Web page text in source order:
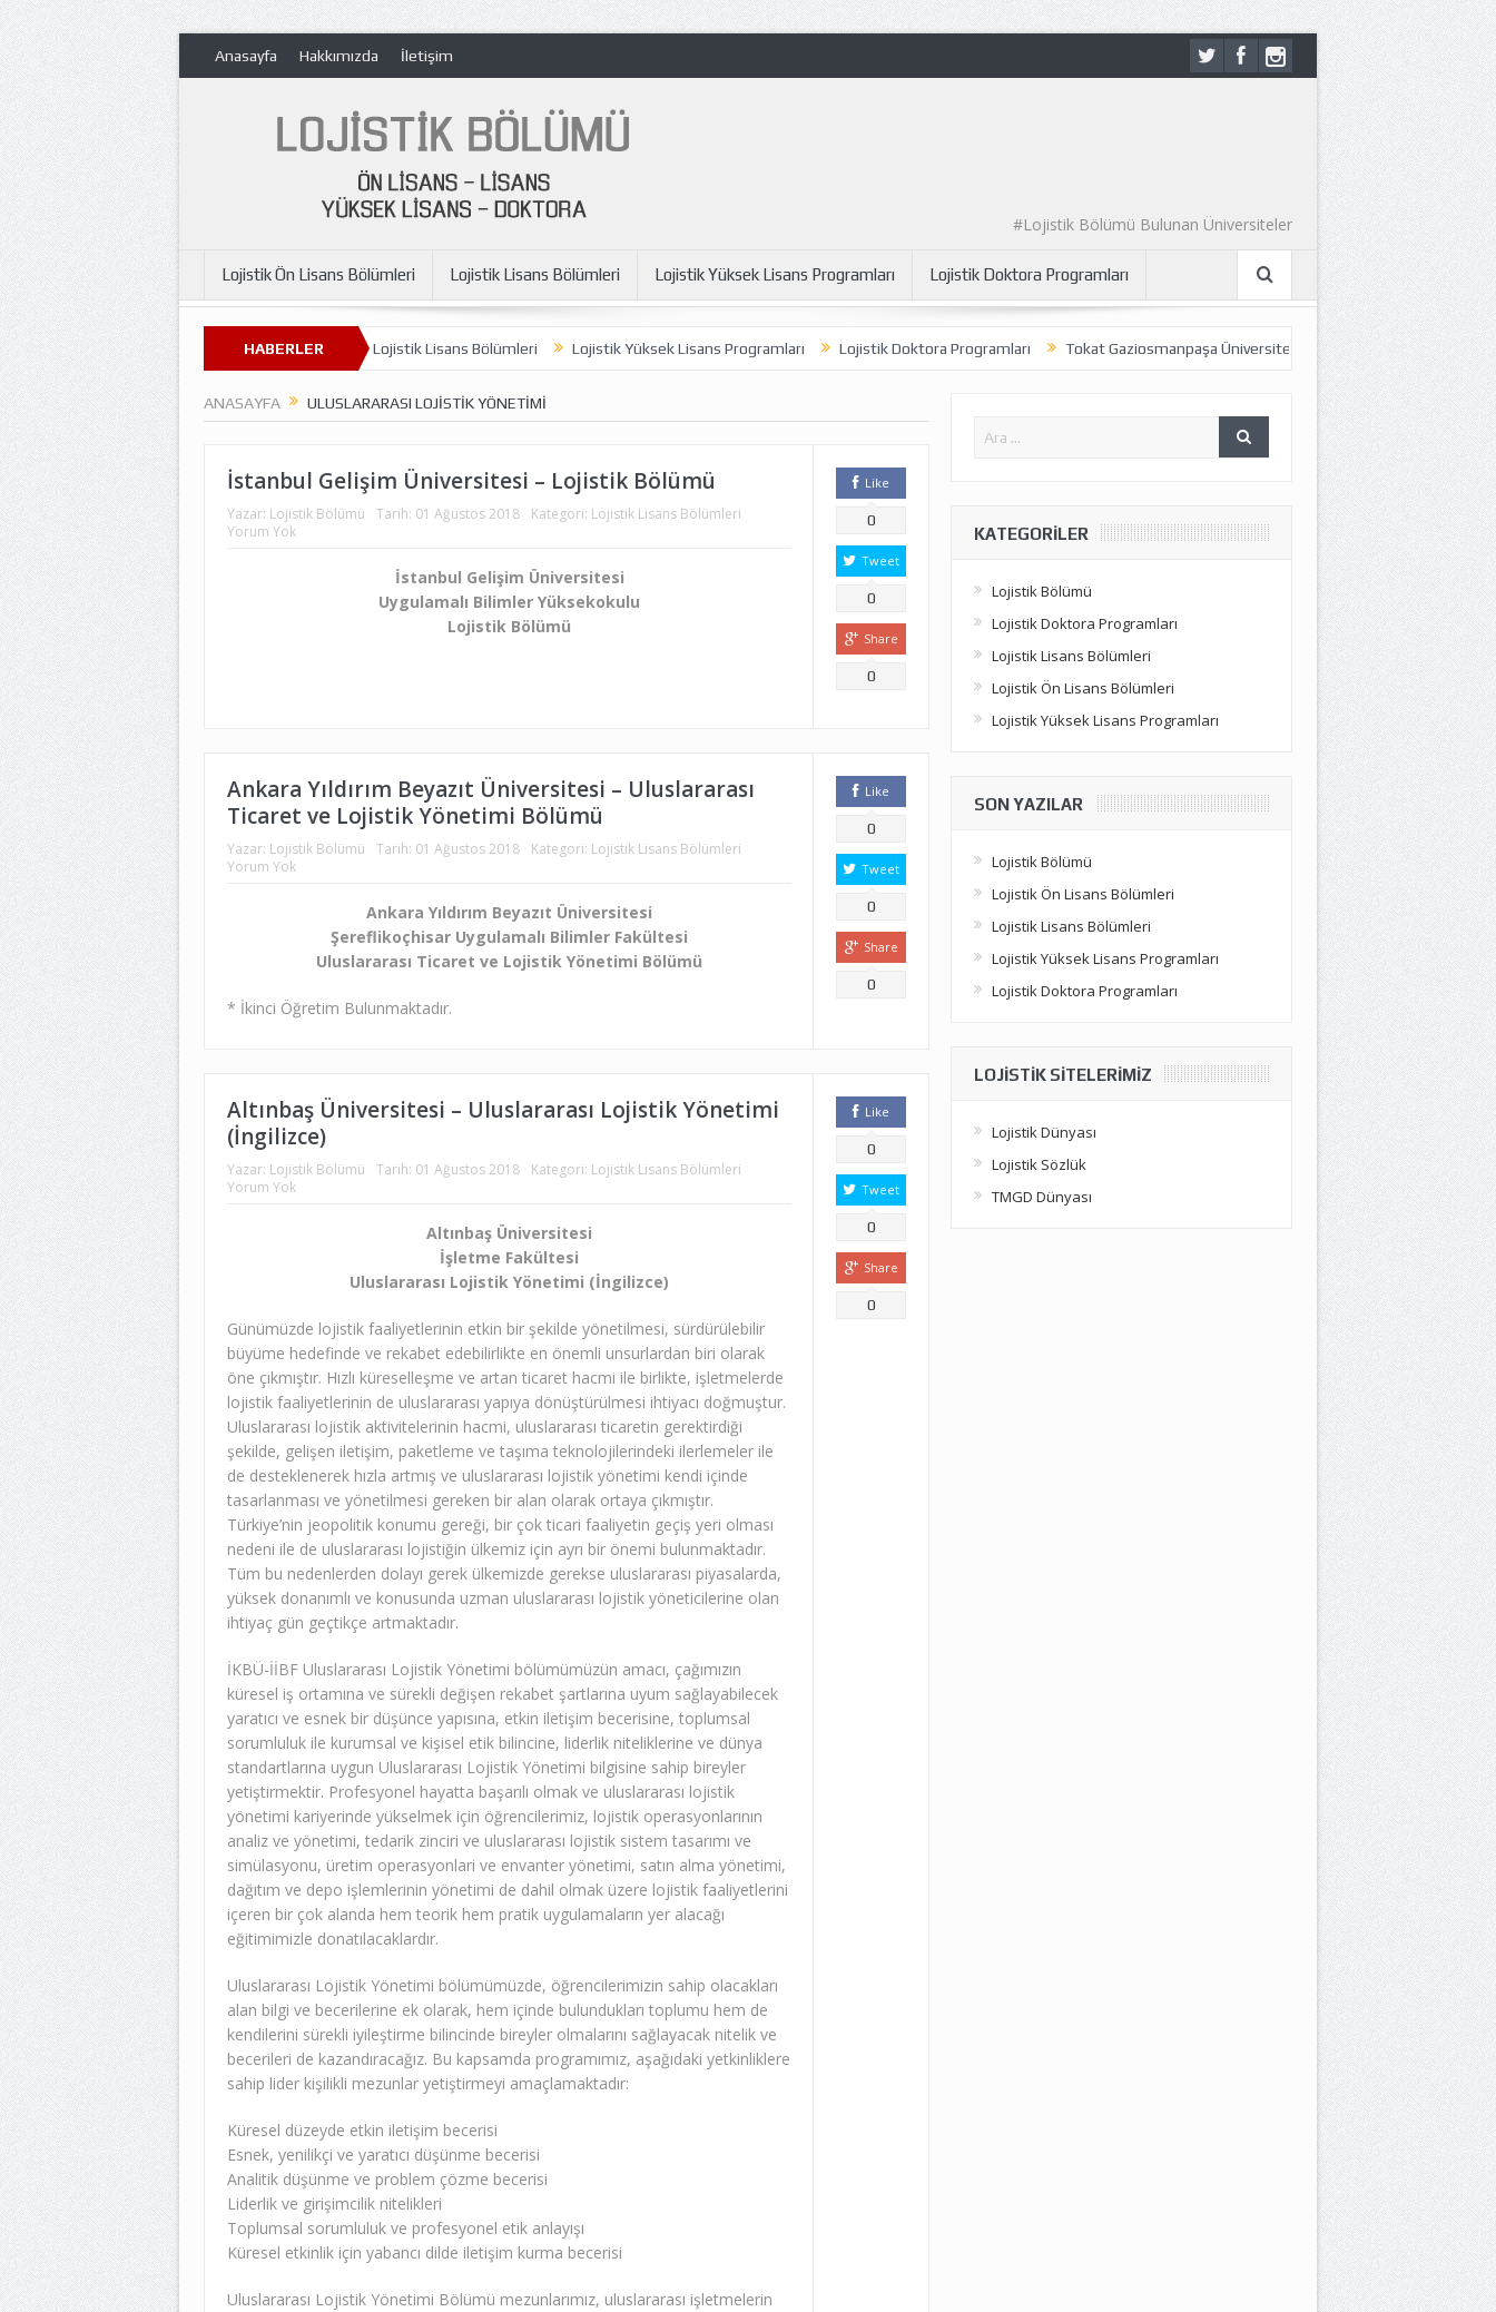
Anasayfa Hakkımızda İletişim
#Lojistik Bölümü Bulunan Üniversiteler
Lojistik Ön Lisans Bölümleri Lojistik Lisans Bölümleri Lojistik Yüksek Lisans Programları Lojistik Doktora Programları
HABERLER
Lojistik Ön Lisans Bölümleri Lojistik Lisans Bölümleri Lojistik Yüksek Lisans Programları Lojistik Doktora Programları Tokat Gaziosmanpaşa Üniversitesi – Uluslararası Ticaret ve Lojistik Bölümü
ANASAYFA ULUSLARARASI LOJISTIK YÖNETIMI
İstanbul Gelişim Üniversitesi – Lojistik Bölümü
Yazar: Lojistik Bölümü Tarih: 01 Ağustos 2018 Kategori: Lojistik Lisans Bölümleri
Yorum Yok
İstanbul Gelişim Üniversitesi
Uygulamalı Bilimler Yüksekokulu
Lojistik Bölümü
Like
0
Tweet
0
Share
0
Ankara Yıldırım Beyazıt Üniversitesi – Uluslararası
Ticaret ve Lojistik Yönetimi Bölümü
Yazar: Lojistik Bölümü Tarih: 01 Ağustos 2018 Kategori: Lojistik Lisans Bölümleri
Yorum Yok
Ankara Yıldırım Beyazıt Üniversitesi
Şereflikoçhisar Uygulamalı Bilimler Fakültesi
Uluslararası Ticaret ve Lojistik Yönetimi Bölümü
* İkinci Öğretim Bulunmaktadır.
Like
0
Tweet
0
Share
0
Altınbaş Üniversitesi – Uluslararası Lojistik Yönetimi
(İngilizce)
Yazar: Lojistik Bölümü Tarih: 01 Ağustos 2018 Kategori: Lojistik Lisans Bölümleri
Yorum Yok
Altınbaş Üniversitesi
İşletme Fakültesi
Uluslararası Lojistik Yönetimi (İngilizce)
Günümüzde lojistik faaliyetlerinin etkin bir şekilde yönetilmesi, sürdürülebilir
büyüme hedefinde ve rekabet edebilirlikte en önemli unsurlardan biri olarak
öne çıkmıştır. Hızlı küreselleşme ve artan ticaret hacmi ile birlikte, işletmelerde
lojistik faaliyetlerinin de uluslararası yapıya dönüştürülmesi ihtiyacı doğmuştur.
Uluslararası lojistik aktivitelerinin hacmi, uluslararası ticaretin gerektirdiği
şekilde, gelişen iletişim, paketleme ve taşıma teknolojilerindeki ilerlemeler ile
de desteklenerek hızla artmış ve uluslararası lojistik yönetimi kendi içinde
tasarlanması ve yönetilmesi gereken bir alan olarak ortaya çıkmıştır.
Türkiye’nin jeopolitik konumu gereği, bir çok ticari faaliyetin geçiş yeri olması
nedeni ile de uluslararası lojistiğin ülkemiz için ayrı bir önemi bulunmaktadır.
Tüm bu nedenlerden dolayı gerek ülkemizde gerekse uluslararası piyasalarda,
yüksek donanımlı ve konusunda uzman uluslararası lojistik yöneticilerine olan
ihtiyaç gün geçtikçe artmaktadır.
İKBÜ-İİBF Uluslararası Lojistik Yönetimi bölümümüzün amacı, çağımızın
küresel iş ortamına ve sürekli değişen rekabet şartlarına uyum sağlayabilecek
yaratıcı ve esnek bir düşünce yapısına, etkin iletişim becerisine, toplumsal
sorumluluk ile kurumsal ve kişisel etik bilincine, liderlik niteliklerine ve dünya
standartlarına uygun Uluslararası Lojistik Yönetimi bilgisine sahip bireyler
yetiştirmektir. Profesyonel hayatta başarılı olmak ve uluslararası lojistik
yönetimi kariyerinde yükselmek için öğrencilerimiz, lojistik operasyonlarının
analiz ve yönetimi, tedarik zinciri ve uluslararası lojistik sistem tasarımı ve
simülasyonu, üretim operasyonlari ve envanter yönetimi, satın alma yönetimi,
dağıtım ve depo işlemlerinin yönetimi de dahil olmak üzere lojistik faaliyetlerini
içeren bir çok alanda hem teorik hem pratik uygulamaların yer alacağı
eğitimimizle donatılacaklardır.
Uluslararası Lojistik Yönetimi bölümümüzde, öğrencilerimizin sahip olacakları
alan bilgi ve becerilerine ek olarak, hem içinde bulundukları toplumu hem de
kendilerini sürekli iyileştirme bilincinde bireyler olmalarını sağlayacak nitelik ve
becerileri de kazandıracağız. Bu kapsamda programımız, aşağıdaki yetkinliklere
sahip lider kişilikli mezunlar yetiştirmeyi amaçlamaktadır:
Küresel düzeyde etkin iletişim becerisi
Esnek, yenilikçi ve yaratıcı düşünme becerisi
Analitik düşünme ve problem çözme becerisi
Liderlik ve girişimcilik nitelikleri
Toplumsal sorumluluk ve profesyonel etik anlayışı
Küresel etkinlik için yabancı dilde iletişim kurma becerisi
Uluslararası Lojistik Yönetimi Bölümü mezunlarımız, uluslararası işletmelerin
Like
0
Tweet
0
Share
0
KATEGORILER
Lojistik Bölümü
Lojistik Doktora Programları
Lojistik Lisans Bölümleri
Lojistik Ön Lisans Bölümleri
Lojistik Yüksek Lisans Programları
SON YAZILAR
Lojistik Bölümü
Lojistik Ön Lisans Bölümleri
Lojistik Lisans Bölümleri
Lojistik Yüksek Lisans Programları
Lojistik Doktora Programları
LOJISTIK SITELERIMIZ
Lojistik Dünyası
Lojistik Sözlük
TMGD Dünyası